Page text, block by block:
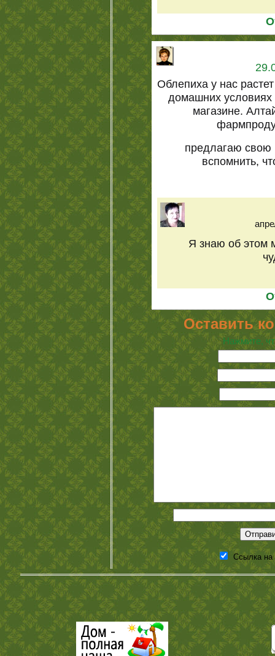
Облепиха у нас
домашних условиях
магазине.
предлагаю свою
вспомнить,
Я знаю об этом
Оставить
Нажмите,
Ссылка